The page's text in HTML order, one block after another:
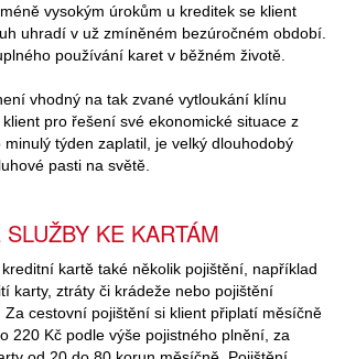
vysokým úrokům u kreditek se klient
uhradí v už zmíněném bezúročném období.
používání karet v běžném životě.
vhodný na tak zvané vytloukání klínu
pro řešení své ekonomické situace z
týden zaplatil, je velký dlouhodobý
pasti na světě.
KE KARTÁM
kartě také několik pojištění, například
karty, ztráty či krádeže nebo pojištění
Za cestovní pojištění si klient připlatí měsíčně
220 Kč podle výše pojistného plnění, za